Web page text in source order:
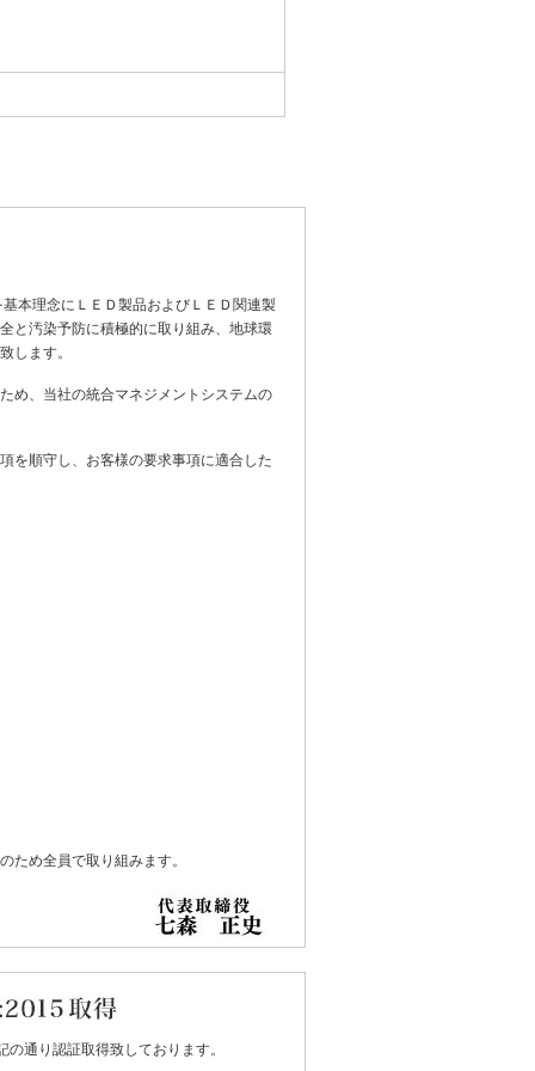
本理念にＬＥＤ製品およびＬＥＤ関連製
と汚染予防に積極的に取り組み、地球環
します。
め、当社の統合マネジメントシステムの
順守し、お客様の要求事項に適合した
ため全員で取り組みます。
通り認証取得致しております。